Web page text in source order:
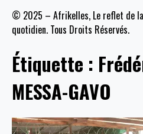
© 2025 – Afrikelles, Le reflet de
quotidien. Tous Droits Réservés.
Étiquette :
MESSA-GAVO